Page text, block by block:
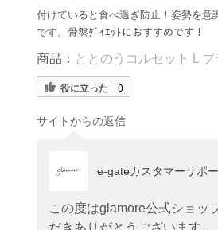
付けていると食べ過ぎ防止！姿勢を意
です。骨盤ﾀﾞｲｴｯﾄにおすすめです！
商品： ととのうコルセット L ブ
役に立った 0
サイトからの返信
e-gateカスタマーサポ
この度はglamore公式ショッ
だきありがとうございます。